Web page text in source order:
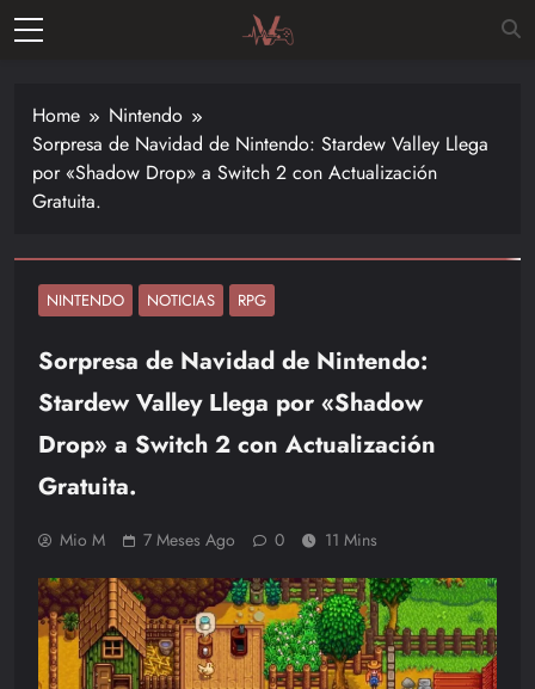
Skip
de las
últimas
novedades
videojuegos
Nintendo,
Home
Nintendo
Sorpresa de Navidad de Nintendo: Stardew Valley Llega
por «Shadow Drop» a Switch 2 con Actualización
Gratuita.
NINTENDO NOTICIAS RPG
Sorpresa de Navidad de Nintendo:
Stardew Valley Llega por «Shadow
Drop» a Switch 2 con Actualización
Gratuita.
Mio M 7 Meses Ago 0 11 Mins